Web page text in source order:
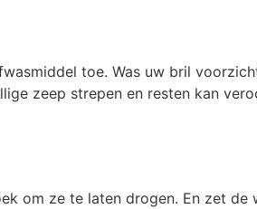
toe. Was uw bril
zeep strepen en resten kan
om ze te laten drogen. En zet de